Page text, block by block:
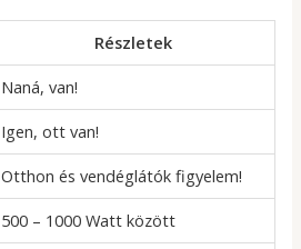
Részletek
Naná, van!
Igen, ott van!
Otthon és vendéglátók figyelem!
500 – 1000 Watt között